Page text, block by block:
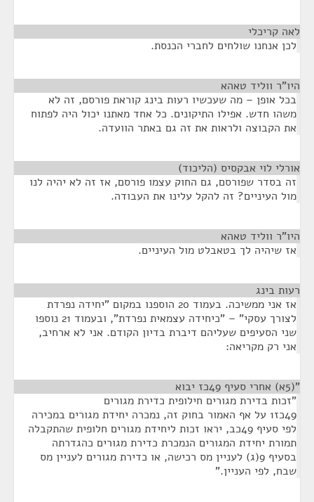
לאה קריכלי
לכן אנחנו שולחים לחברי הכנסת.
היו"ר ווליד טאהא
בכל אופן – מה שעכשיו רעות בינג קוראת פורסם, זה לא
משהו חדש. אפילו התיקונים. כל אחד מאתנו יכול היה לפתוח
את הקבוצה ולראות את זה גם באתר הוועדה.
אורלי לוי אבקסיס (הליכוד)
זה בסדר שפורסם, גם החוק עצמו פורסם, אז זה לא יהיה לנו
מול העיניים? זה להקל עלינו את העבודה.
היו"ר ווליד טאהא
אז שיהיה לך בטאבלט מול העיניים.
רעות בינג
אז אני ממשיכה. בעמוד 20 הוספנו במקום "יחידה נפרדת
לצורך עסקי" – "כיחידה עצמאית נפרדת", ובעמוד 21 נוספו
שני הסעיפים שעליהם דיברת בדיון הקודם. אני לא ארחיב,
אני רק מקריאה:
"(5א) אחרי סעיף 49כז יבוא
"זכות בדירת מגורים חילופית כדירת מגורים
49כז1 על אף האמור בחוק זה, נמכרה יחידת מגורים במכירה
לפי סעיף 49כב, יראו זכות ליחידת מגורים חלופית שהתקבלה
תמורת יחידת המגורים הנמכרת כדירת מגורים כהגדרתה
בסעיף 9(ג) לעניין מס רכישה, או כדירת מגורים לעניין מס
שבח, לפי העניין."